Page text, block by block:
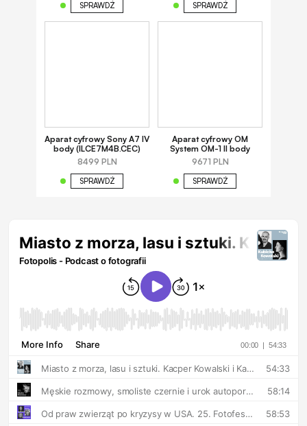
SPRAWDŹ
SPRAWDŹ
Aparat cyfrowy Sony A7 IV
body (ILCE7M4B.CEC)
8499 PLN
SPRAWDŹ
Aparat cyfrowy OM
System OM-1 II body
9671 PLN
SPRAWDŹ